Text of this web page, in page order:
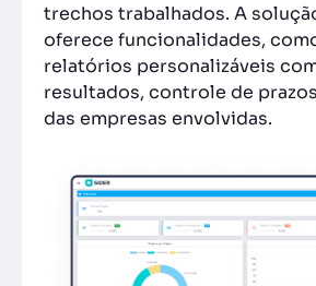
trechos trabalhados. A
oferece funcionalidades,
relatórios personalizáveis
resultados, controle de
das empresas envolvidas.